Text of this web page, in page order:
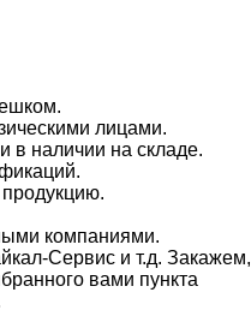
лицами.
в наличии на складе.
компаниями.
Сервис и т.д. Закажем,
вами пункта